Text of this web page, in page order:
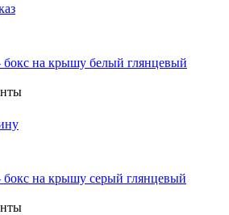
на крышу белый глянцевый
на крышу серый глянцевый